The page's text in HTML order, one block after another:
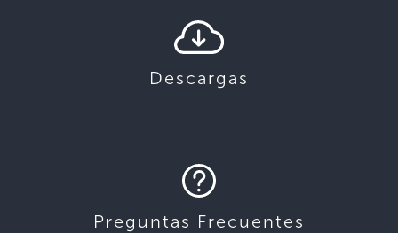
Descargas
Preguntas Frecuentes